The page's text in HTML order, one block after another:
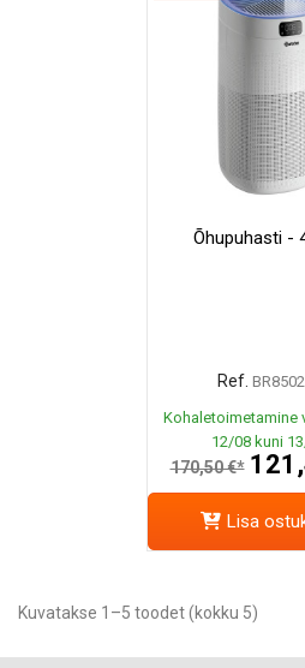
Õhupuhasti -
Ref.
Kohaletoimetamine
12/08 kuni
170,50 €*
Lisa
Kuvatakse 1–5 toodet (kokku 5)